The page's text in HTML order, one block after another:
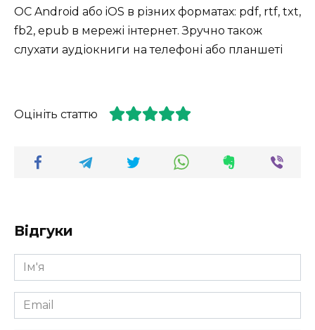
ОС Android або iOS в різних форматах: pdf, rtf, txt,
fb2, epub в мережі інтернет. Зручно також
слухати аудіокниги на телефоні або планшеті
Оцініть статтю
Відгуки
Ім'я
*
Email
*